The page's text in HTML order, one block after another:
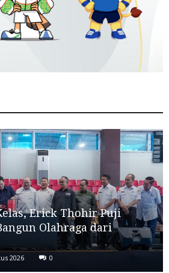
Erick Thohir Puji
Olahraga dari
2026 0